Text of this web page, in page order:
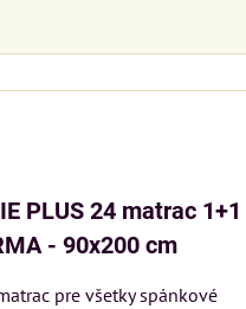
PLUS 24 matrac 1+1
- 90x200 cm
pre všetky spánkové